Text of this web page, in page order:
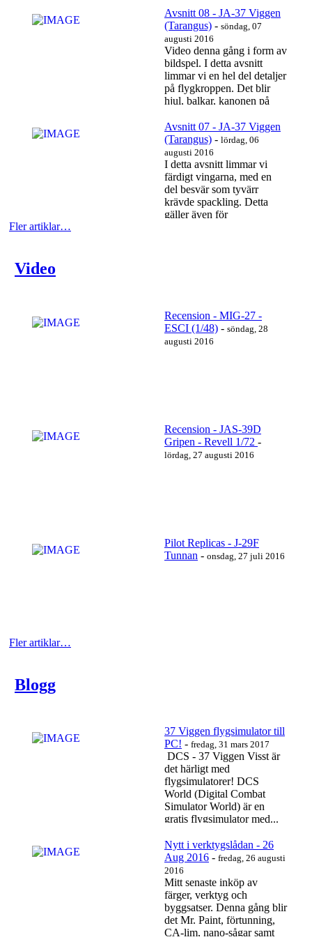
Läs mer…
Avsnitt 08 - JA-37 Viggen
(Tarangus) - söndag, 07
augusti 2016
Video denna gång i form av
bildspel. I detta avsnitt
limmar vi en hel del detaljer
på flygkroppen. Det blir
hjul, balkar, kanonen på
Läs mer…
Avsnitt 07 - JA-37 Viggen
(Tarangus) - lördag, 06
augusti 2016
I detta avsnitt limmar vi
färdigt vingarna, med en
del besvär som tyvärr
krävde spackling. Detta
gäller även för
Fler artiklar…
Video
Recension - MIG-27 -
ESCI (1/48) - söndag, 28
augusti 2016
https://www.youtube.com/watch?v=r0_VkI5mY5I
Recension - JAS-39D
Gripen - Revell 1/72 -
lördag, 27 augusti 2016
Pilot Replicas - J-29F
Tunnan - onsdag, 27 juli 2016
https://www.youtube.com/watch?v=UctJADytir0
Läs mer…
Fler artiklar…
Blogg
37 Viggen flygsimulator till
PC! - fredag, 31 mars 2017
DCS - 37 Viggen Visst är
det härligt med
flygsimulatorer! DCS
World (Digital Combat
Simulator World) är en
gratis flygsimulator med...
Nytt i verktygslådan - 26
Aug 2016 - fredag, 26 augusti
2016
Mitt senaste inköp av
färger, verktyg och
byggsatser. Denna gång blir
det Mr. Paint, förtunning,
CA-lim, nano-sågar samt